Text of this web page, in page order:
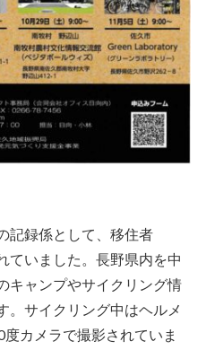
記録係として、移住者
ていました。長野県内を中
キャンプやサイクリング情
。サイクリング中はヘルメ
カメラで撮影されていま